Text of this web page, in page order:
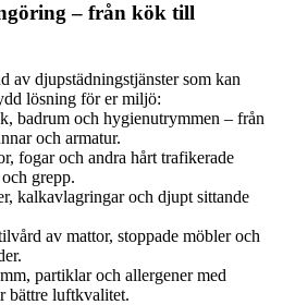
– från kök till
av djupstädningstjänster som kan
lösning för er miljö:
badrum och hygienutrymmen – från
och armatur.
fogar och andra hårt trafikerade
grepp.
kalkavlagringar och djupt sittande
av mattor, stoppade möbler och
partiklar och allergener med
bättre luftkvalitet.